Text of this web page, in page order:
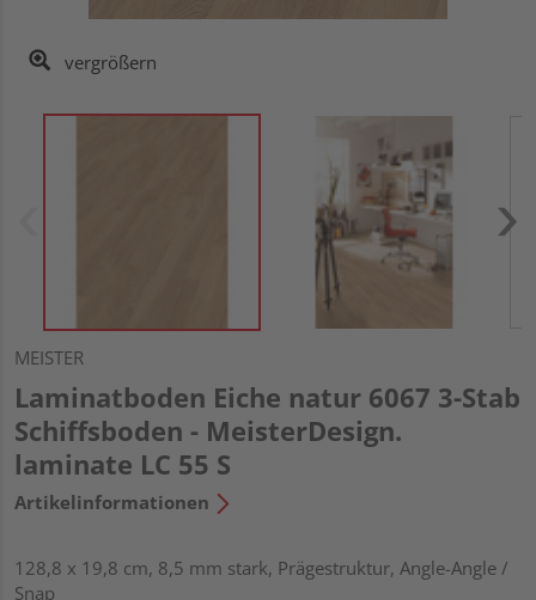
vergrößern
MEISTER
Laminatboden Eiche natur 6067 3-Stab
Schiffsboden - MeisterDesign.
laminate LC 55 S
Artikelinformationen
128,8 x 19,8 cm, 8,5 mm stark, Prägestruktur, Angle-Angle /
Snap